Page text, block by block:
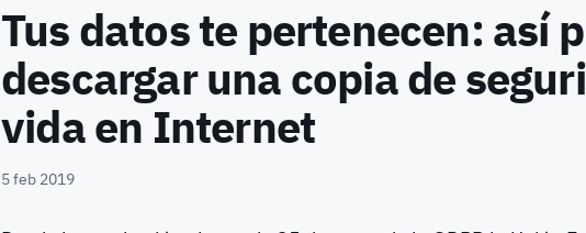
Tus datos te pertenecen: así
descargar una copia de
vida en Internet
5 feb 2019